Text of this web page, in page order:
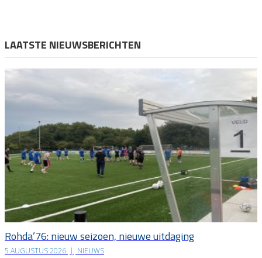
LAATSTE NIEUWSBERICHTEN
Rohda’76: nieuw seizoen, nieuwe uitdaging
5 AUGUSTUS 2026 | NIEUWS